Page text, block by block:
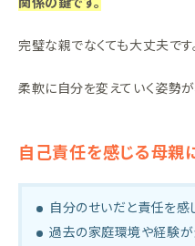
完璧な親でなくても大丈夫です
柔軟に自分を変えていく姿勢が
自己責任を感じる母親
自分のせいだと責任を感
過去の家庭環境や経験